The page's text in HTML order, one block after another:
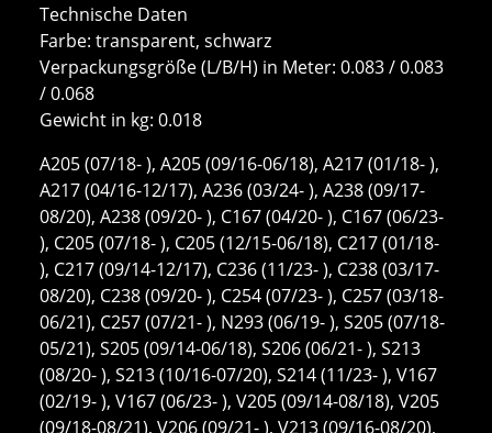
Technische Daten
Farbe: transparent, schwarz
Verpackungsgröße (L/B/H) in Meter: 0.083 / 0.083
/ 0.068
Gewicht in kg: 0.018
A205 (07/18- ), A205 (09/16-06/18), A217 (01/18- ),
A217 (04/16-12/17), A236 (03/24- ), A238 (09/17-
08/20), A238 (09/20- ), C167 (04/20- ), C167 (06/23-
), C205 (07/18- ), C205 (12/15-06/18), C217 (01/18-
), C217 (09/14-12/17), C236 (11/23- ), C238 (03/17-
08/20), C238 (09/20- ), C254 (07/23- ), C257 (03/18-
06/21), C257 (07/21- ), N293 (06/19- ), S205 (07/18-
05/21), S205 (09/14-06/18), S206 (06/21- ), S213
(08/20- ), S213 (10/16-07/20), S214 (11/23- ), V167
(02/19- ), V167 (06/23- ), V205 (09/14-08/18), V205
(09/18-08/21), V206 (09/21- ), V213 (09/16-08/20),